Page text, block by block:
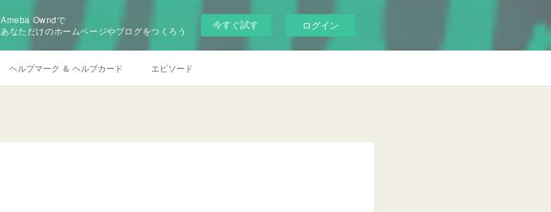
Ameba Owndで
あなただけのホームページやブログをつくろう
今すぐ試す ログイン
ヘルプマーク ＆ ヘルプカード エピソード